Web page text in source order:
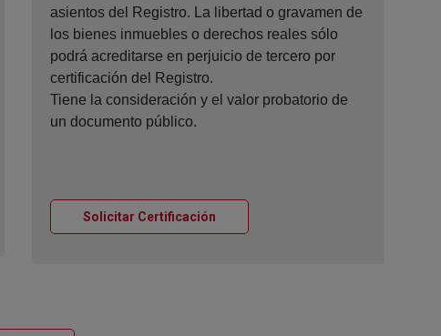
asientos del Registro. La libertad o gravamen de
los bienes inmuebles o derechos reales sólo
podrá acreditarse en perjuicio de tercero por
certificación del Registro.
Tiene la consideración y el valor probatorio de
un documento público.
Solicitar Certificación